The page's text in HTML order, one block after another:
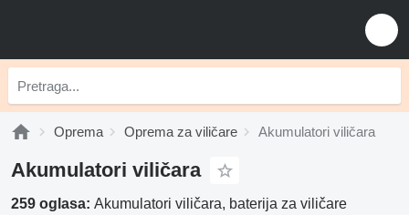
Oprema Oprema za viličare Akumulatori viličara
Akumulatori viličara
259 oglasa: Akumulatori viličara, baterija za viličare